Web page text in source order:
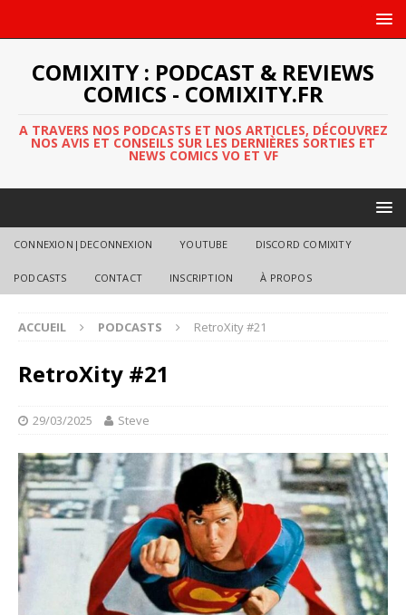
COMIXITY : PODCAST & REVIEWS
COMICS - COMIXITY.FR
A TRAVERS NOS PODCASTS ET NOS ARTICLES, DÉCOUVREZ
NOS AVIS ET CONSEILS SUR LES DERNIÈRES SORTIES ET
NEWS COMICS VO ET VF
CONNEXION|DECONNEXION YOUTUBE DISCORD COMIXITY
PODCASTS CONTACT INSCRIPTION À PROPOS
ACCUEIL PODCASTS RetroXity #21
RetroXity #21
29/03/2025 Steve